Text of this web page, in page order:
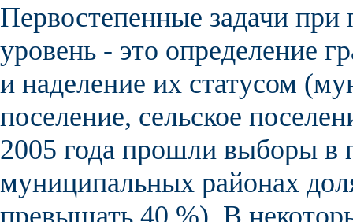
Первостепенные задачи при
уровень - это определение
и наделение их статусом
поселение, сельское
2005 года прошли выборы в
муниципальных районах
превышать 40 %). В